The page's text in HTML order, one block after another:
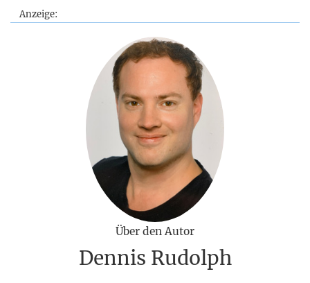
Anzeige:
Über den Autor
Dennis Rudolph